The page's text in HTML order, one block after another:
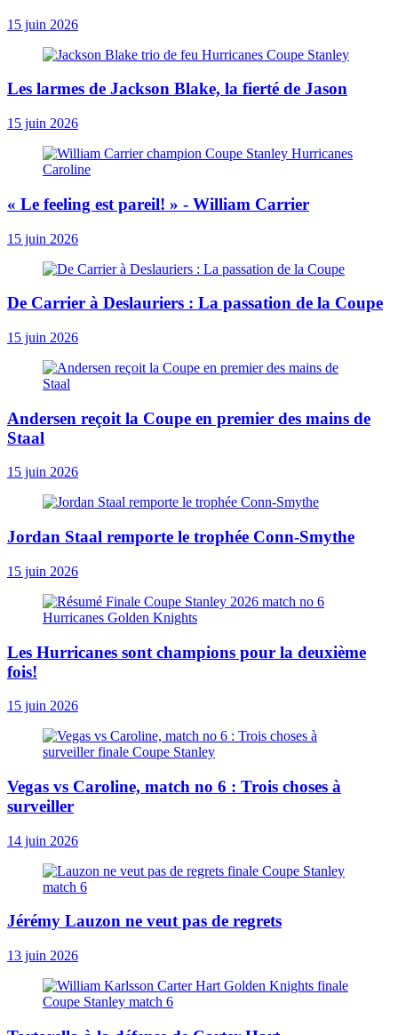
15 juin 2026
Les larmes de Jackson Blake, la fierté de Jason
15 juin 2026
« Le ­feeling est pareil! » - William Carrier
15 juin 2026
De Carrier à Deslauriers : La passation de la Coupe
15 juin 2026
Andersen reçoit la Coupe en premier des mains de
Staal
15 juin 2026
Jordan Staal remporte le trophée Conn-Smythe
15 juin 2026
Les Hurricanes sont champions pour la deuxième
fois!
15 juin 2026
Vegas vs Caroline, match no 6 : Trois choses à
surveiller
14 juin 2026
Jérémy Lauzon ne veut pas de regrets
13 juin 2026